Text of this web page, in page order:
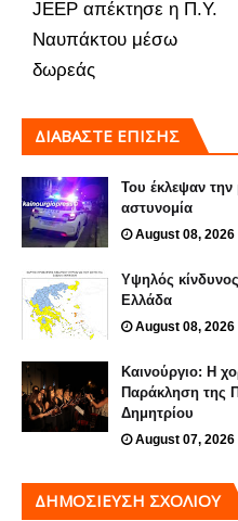
JEEP απέκτησε η Π.Υ.
Ναυπάκτου μέσω
δωρεάς
ΔΙΑΒΑΣΤΕ ΕΠΙΣΗΣ
Του έκλεψαν
αστυνομία
August 08, 2026
Υψηλός
Ελλάδα
August 08, 2026
Καινούργιο: Η
Παράκληση της
Δημητρίου
August 07, 2026
ΔΗΜΟΣΊΕΥΣΗ ΣΧΟΛΊΟΥ